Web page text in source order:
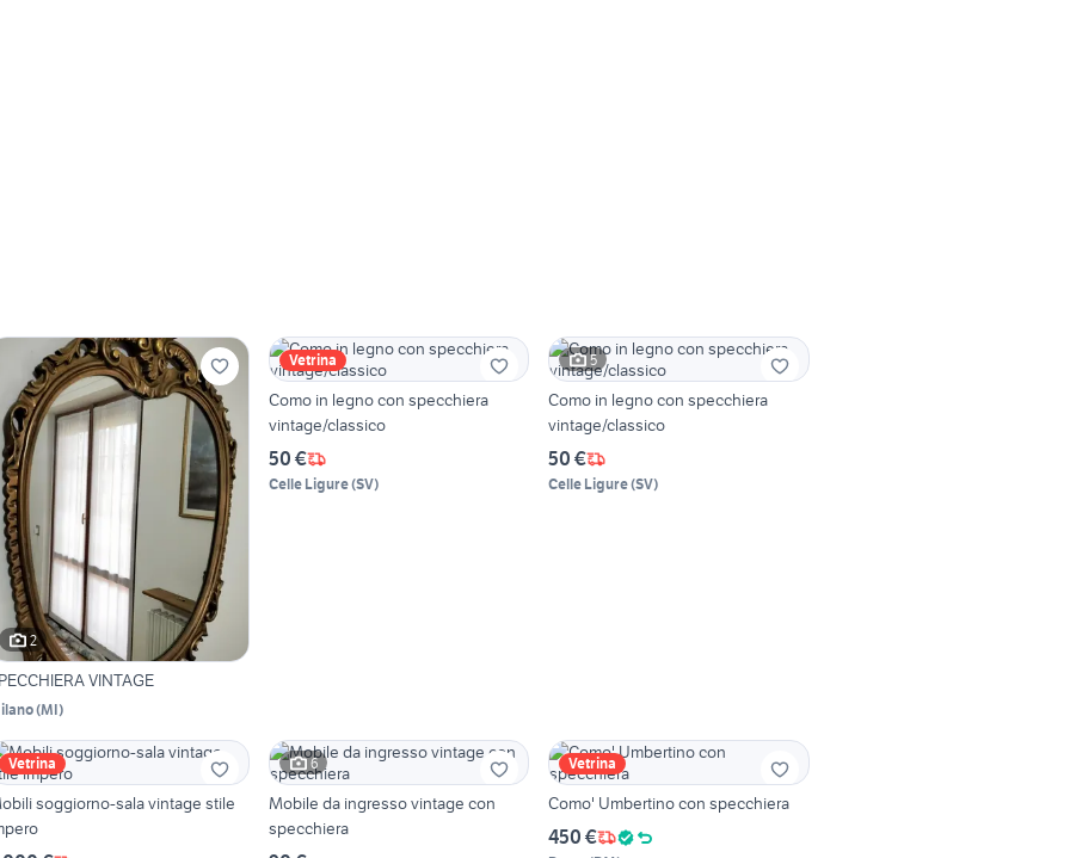
2
VINTAGE
(MI)
Vetrina
Como in legno con specchiera
vintage/classico
50 €
Celle Ligure(SV)
5
Como in legno con specchiera
vintage/classico
50 €
Celle Ligure(SV)
Vetrina
soggiorno-sala vintage stile
6
Mobile da ingresso vintage con
specchiera
Vetrina
Como' Umbertino con specchiera
450 €